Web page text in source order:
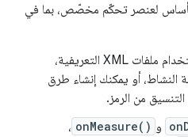
لعنصر تحكّم مخصّص، بما في
يمكنك تحديد التنسيق باستخدام ملفات XML التعريفية،
النشاط، أو يمكنك إنشاء طرق
من الرمز.
و onMeasure() ،